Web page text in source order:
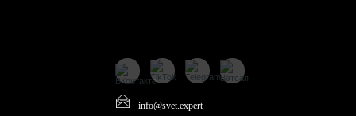
info@svet.expert